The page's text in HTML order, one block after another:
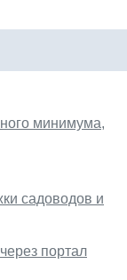
минимума,
садоводов и
портал